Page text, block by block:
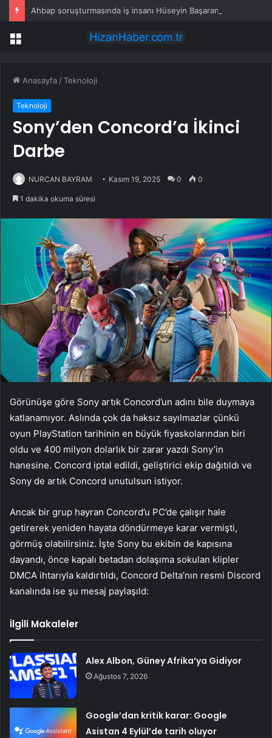
Menü
Anasayfa /Teknoloji
Teknoloji
Sony’den Concord’a İkinci
Darbe
NURCAN BAYRAM Kasım 19, 2025 0 0
1 dakika okuma süresi
Görünüşe göre Sony artık Concord’un adını bile duymaya
katlanamıyor. Aslında çok da haksız sayılmazlar çünkü
oyun PlayStation tarihinin en büyük fiyaskolarından biri
oldu ve 400 milyon dolarlık bir zarar yazdı Sony’in
hanesine. Concord iptal edildi, geliştirici ekip dağıtıldı ve
Sony de artık Concord unutulsun istiyor.
Ancak bir grup hayran Concord’u PC’de çalışır hale
getirerek yeniden hayata döndürmeye karar vermişti,
görmüş olabilirsiniz. İşte Sony bu ekibin de kapısına
dayandı, önce kapalı betadan dolaşıma sokulan klipler
DMCA ihtarıyla kaldırtıldı, Concord Delta’nın resmi Discord
kanalında ise şu mesaj paylaşıld:
İlgili Makaleler
Alex Albon, Güney Afrika’ya Gidiyor
Ağustos 7, 2026
Google’dan kritik karar: Google
Asistan 4 Eylül’de tarih oluyor